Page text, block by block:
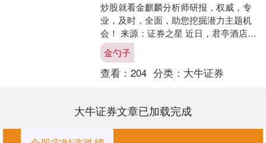
炒股就看金麒麟分析师研报，权威，专
业，及时，全面，助您挖掘潜力主题机
会！ 来源：证券之星 近日，君亭酒店
（301073.SZ）一则控制权变更公告引发
市场高度关注....
金勺子
查看： 204 分类： 大牛证券
大牛证券文章已加载完成